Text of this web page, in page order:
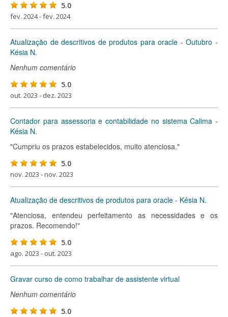
5.0
fev. 2024 - fev. 2024
Atualização de descritivos de produtos para oracle - Outubro -
Késia N.
Nenhum comentário
5.0
out. 2023 - dez. 2023
Contador para assessoria e contabilidade no sistema Calima -
Késia N.
"Cumpriu os prazos estabelecidos, muito atenciosa."
5.0
nov. 2023 - nov. 2023
Atualização de descritivos de produtos para oracle - Késia N.
"Atenciosa, entendeu perfeitamento as necessidades e os
prazos. Recomendo!"
5.0
ago. 2023 - out. 2023
Gravar curso de como trabalhar de assistente virtual
Nenhum comentário
5.0